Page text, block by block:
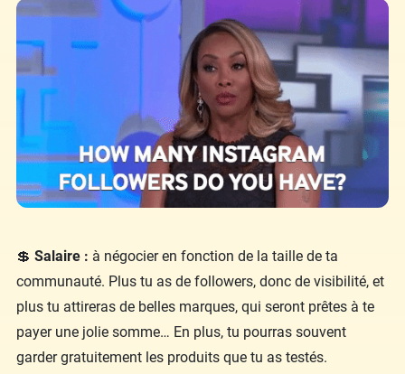
💲 Salaire : à négocier en fonction de la taille de ta
communauté. Plus tu as de followers, donc de visibilité, et
plus tu attireras de belles marques, qui seront prêtes à te
payer une jolie somme… En plus, tu pourras souvent
garder gratuitement les produits que tu as testés.